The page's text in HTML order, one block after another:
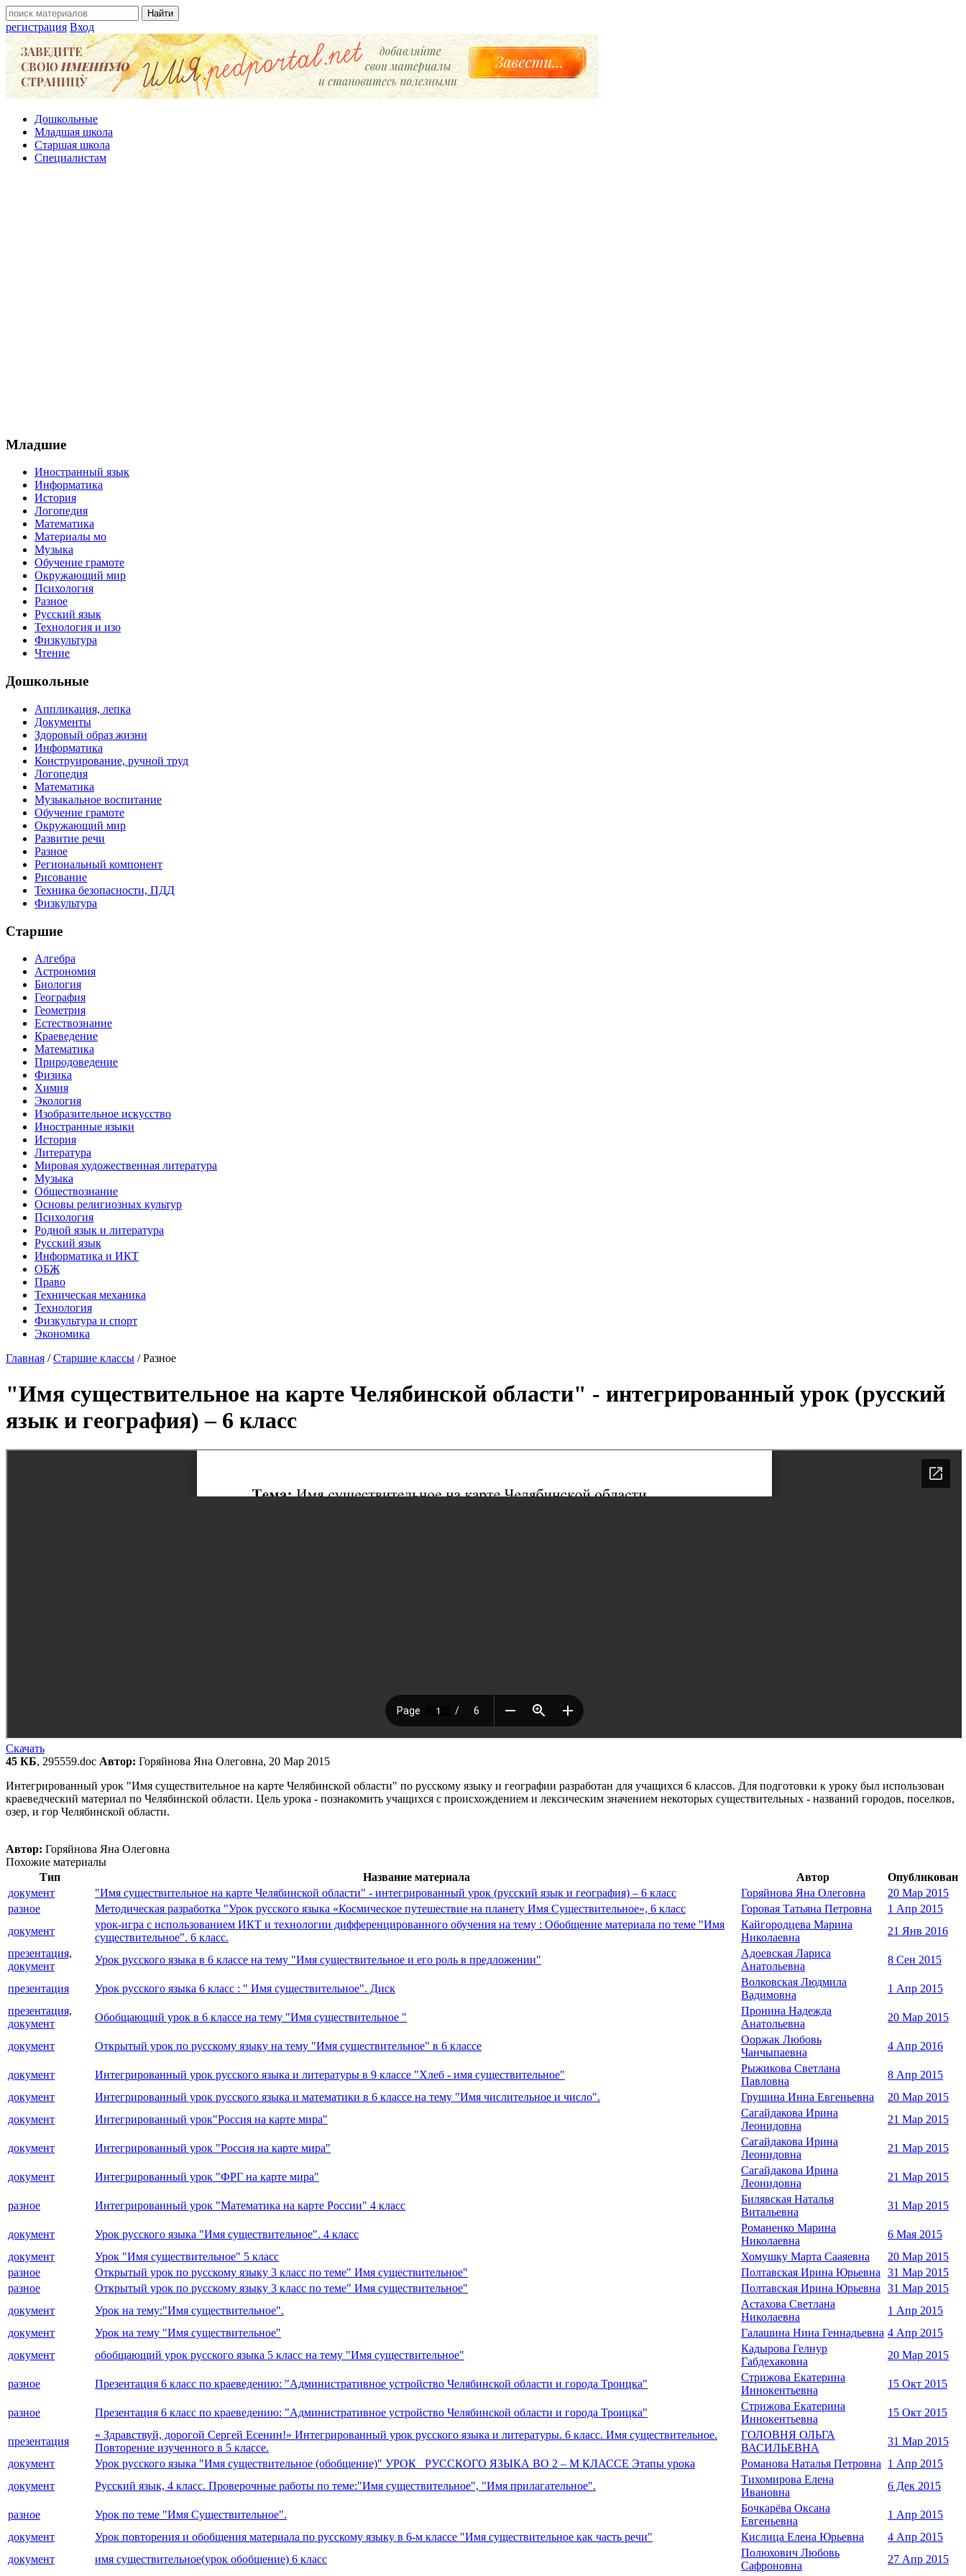
регистрация Вход
Дошкольные
Младшая школа
Старшая школа
Специалистам
Младшие
Иностранный язык
Информатика
История
Логопедия
Математика
Материалы мо
Музыка
Обучение грамоте
Окружающий мир
Психология
Разное
Русский язык
Технология и изо
Физкультура
Чтение
Дошкольные
Аппликация, лепка
Документы
Здоровый образ жизни
Информатика
Конструирование, ручной труд
Логопедия
Математика
Музыкальное воспитание
Обучение грамоте
Окружающий мир
Развитие речи
Разное
Региональный компонент
Рисование
Техника безопасности, ПДД
Физкультура
Старшие
Алгебра
Астрономия
Биология
География
Геометрия
Естествознание
Краеведение
Математика
Природоведение
Физика
Химия
Экология
Изобразительное искусство
Иностранные языки
История
Литература
Мировая художественная литература
Музыка
Обществознание
Основы религиозных культур
Психология
Родной язык и литература
Русский язык
Информатика и ИКТ
ОБЖ
Право
Техническая механика
Технология
Физкультура и спорт
Экономика
Главная /Старшие классы /Разное
"Имя существительное на карте Челябинской области" - интегрированный урок (русский
язык и география) – 6 класс
Скачать
45 КБ, 295559.doc Автор: Горяйнова Яна Олеговна, 20 Мар 2015
Интегрированный урок "Имя существительное на карте Челябинской области" по русскому языку и географии разработан для учащихся 6 классов. Для подготовки к уроку был использован
краеведческий материал по Челябинской области. Цель урока - познакомить учащихся с происхождением и лексическим значением некоторых существительных - названий городов, поселков,
озер, и гор Челябинской области.
Автор: Горяйнова Яна Олеговна
Похожие материалы
Тип
Название материала Автор
Опубликован
документ
"Имя существительное на карте Челябинской области" - интегрированный урок (русский язык и география) – 6 класс Горяйнова Яна Олеговна
20 Мар 2015
разное
Методическая разработка "Урок русского языка «Космическое путешествие на планету Имя Существительное», 6 класс Горовая Татьяна Петровна
1 Апр 2015
документ
урок-игра с использованием ИКТ и технологии дифференцированного обучения на тему : Обобщение материала по теме "Имя
существительное". 6 класс.
Кайгородцева Марина
Николаевна
21 Янв 2016
презентация,
документ
Урок русского языка в 6 классе на тему "Имя существительное и его роль в предложении"
Адоевская Лариса
Анатольевна
8 Сен 2015
презентация Урок русского языка 6 класс : " Имя существительное". Диск
Волковская Людмила
Вадимовна
1 Апр 2015
презентация,
документ
Обобщающий урок в 6 классе на тему "Имя существительное "
Пронина Надежда
Анатольевна
20 Мар 2015
документ Открытый урок по русскому языку на тему "Имя существительное" в 6 классе
Ооржак Любовь
Чанчыпаевна
4 Апр 2016
документ Интегрированный урок русского языка и литературы в 9 классе "Хлеб - имя существительное"
Рыжикова Светлана
Павловна
8 Апр 2015
документ
Интегрированный урок русского языка и математики в 6 классе на тему "Имя числительное и число". Грушина Инна Евгеньевна
20 Мар 2015
документ
Интегрированный урок"Россия на карте мира"
Сагайдакова Ирина
Леонидовна
21 Мар 2015
документ Интегрированный урок "Россия на карте мира"
Сагайдакова Ирина
Леонидовна
21 Мар 2015
документ Интегрированный урок "ФРГ на карте мира"
Сагайдакова Ирина
Леонидовна
21 Мар 2015
разное Интегрированный урок "Математика на карте России" 4 класс
Билявская Наталья
Витальевна
31 Мар 2015
документ Урок русского языка "Имя существительное". 4 класс
Романенко Марина
Николаевна
6 Мая 2015
документ
Урок "Имя существительное" 5 класс Хомушку Марта Сааяевна
20 Мар 2015
разное
Открытый урок по русскому языку 3 класс по теме" Имя существительное" Полтавская Ирина Юрьевна
31 Мар 2015
разное
Открытый урок по русскому языку 3 класс по теме" Имя существительное" Полтавская Ирина Юрьевна
31 Мар 2015
документ
Урок на тему:"Имя существительное".
Астахова Светлана
Николаевна
1 Апр 2015
документ
Урок на тему "Имя существительное" Галашина Нина Геннадьевна 4 Апр 2015
документ
обобщающий урок русского языка 5 класс на тему "Имя существительное"
Кадырова Гелнур
Габдехаковна
20 Мар 2015
разное Презентация 6 класс по краеведению: "Административное устройство Челябинской области и города Троицка"
Стрижова Екатерина
Иннокентьевна
15 Окт 2015
разное Презентация 6 класс по краеведению: "Административное устройство Челябинской области и города Троицка"
Стрижова Екатерина
Иннокентьевна
15 Окт 2015
презентация
« Здравствуй, дорогой Сергей Есенин!» Интегрированный урок русского языка и литературы. 6 класс. Имя существительное.
Повторение изученного в 5 классе.
ГОЛОВНЯ ОЛЬГА
ВАСИЛЬЕВНА
31 Мар 2015
документ
Урок русского языка "Имя существительное (обобщение)" УРОК РУССКОГО ЯЗЫКА ВО 2 – М КЛАССЕ Этапы урока Романова Наталья Петровна
1 Апр 2015
документ
Русский язык, 4 класс. Проверочные работы по теме:"Имя существительное", "Имя прилагательное".
Тихомирова Елена
Ивановна
6 Дек 2015
разное Урок по теме "Имя Существительное".
Бочкарёва Оксана
Евгеньевна
1 Апр 2015
документ
Урок повторения и обобщения материала по русскому языку в 6-м классе "Имя существительное как часть речи" Кислица Елена Юрьевна
4 Апр 2015
документ
имя существительное(урок обобщение) 6 класс
Полюхович Любовь
Сафроновна
27 Апр 2015